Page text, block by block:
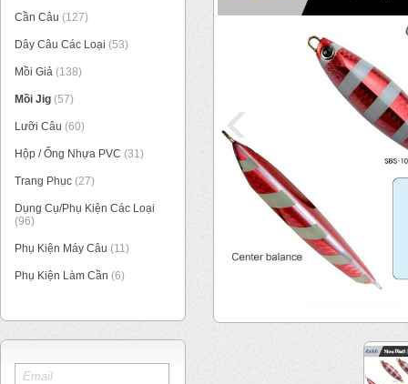
Cần Câu (127)
Dây Câu Các Loại (53)
Mồi Giả (138)
Mồi Jig (57)
Lưỡi Câu (60)
Hộp / Ống Nhựa PVC (31)
Trang Phục (27)
Dụng Cụ/Phụ Kiện Các Loại
(96)
Phụ Kiện Máy Câu (11)
Phụ Kiện Làm Cần (6)